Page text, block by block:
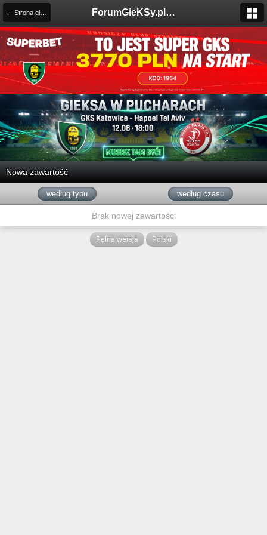
← Strona główna ForumGieKSy.pl - Oficjalne forum kibiców GKS Katowice
Nowa zawartość
według typu według czasu
Brak nowej zawartości
Pełna wersja Polski